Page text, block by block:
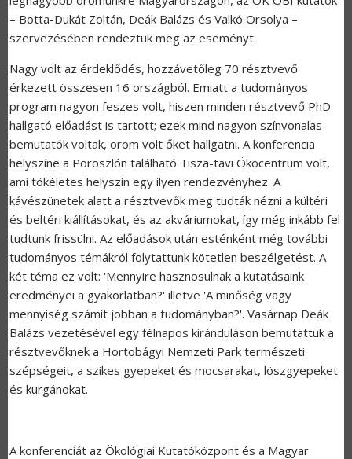
– Botta-Dukát Zoltán, Deák Balázs és Valkó Orsolya –
szervezésében rendeztük meg az eseményt.
Nagy volt az érdeklődés, hozzávetőleg 70 résztvevő
érkezett összesen 16 országból. Emiatt a tudományos
program nagyon feszes volt, hiszen minden résztvevő PhD
hallgató előadást is tartott; ezek mind nagyon színvonalas
bemutatók voltak, öröm volt őket hallgatni. A konferencia
helyszíne a Poroszlón található Tisza-tavi Ökocentrum volt,
ami tökéletes helyszín egy ilyen rendezvényhez. A
kávészünetek alatt a résztvevők meg tudták nézni a kültéri
és beltéri kiállításokat, és az akváriumokat, így még inkább fel
tudtunk frissülni. Az előadások után esténként még további
tudományos témákról folytattunk kötetlen beszélgetést. A
két téma ez volt: 'Mennyire hasznosulnak a kutatásaink
eredményei a gyakorlatban?' illetve 'A minőség vagy
mennyiség számít jobban a tudományban?'. Vasárnap Deák
Balázs vezetésével egy félnapos kiránduláson bemutattuk a
résztvevőknek a Hortobágyi Nemzeti Park természeti
szépségeit, a szikes gyepeket és mocsarakat, löszgyepeket
és kurgánokat.
A konferenciát az Ökológiai Kutatóközpont és a Magyar